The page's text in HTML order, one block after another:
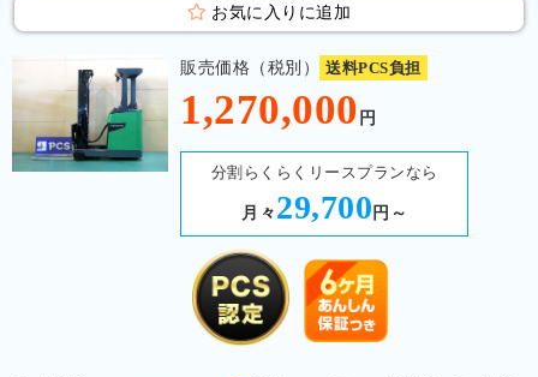
お気に入りに追加
販売価格（税別） 送料PCS負担
1,270,000 円
分割らくらくリースプランなら
月々 29,700 円～